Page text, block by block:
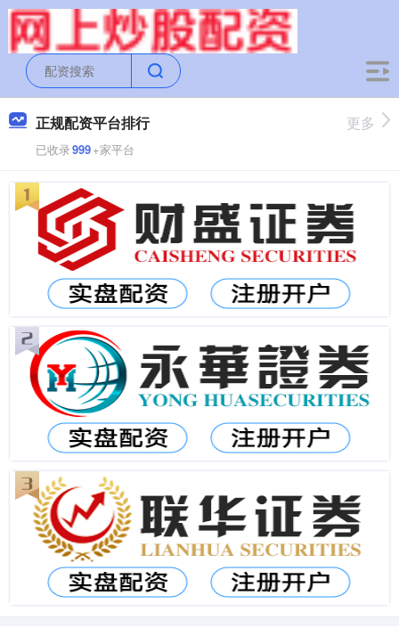
正规配资平台排行
已收录999+家平台
更多